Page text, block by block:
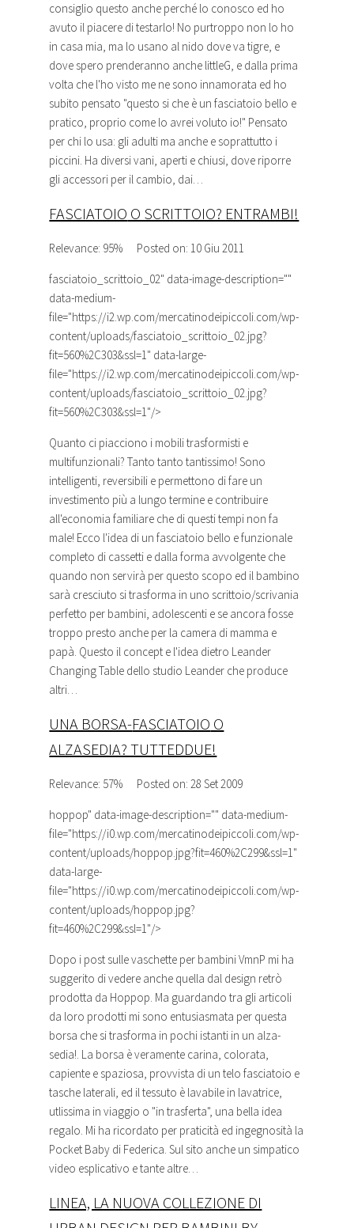
consiglio questo anche perché lo conosco ed ho
avuto il piacere di testarlo! No purtroppo non lo ho
in casa mia, ma lo usano al nido dove va tigre, e
dove spero prenderanno anche littleG, e dalla prima
volta che l'ho visto me ne sono innamorata ed ho
subito pensato "questo si che è unfasciatoio bello e
pratico, proprio come lo avrei voluto io!" Pensato
per chi lo usa: gli adulti ma anche e soprattutto i
piccini. Ha diversi vani, aperti e chiusi, dove riporre
gli accessori per il cambio, dai…
FASCIATOIO O SCRITTOIO? ENTRAMBI!
Relevance: 95% Posted on: 10 Giu 2011
fasciatoio_scrittoio_02" data-image-description=""
data-medium-
file="https://i2.wp.com/mercatinodeipiccoli.com/wp-
content/uploads/fasciatoio_scrittoio_02.jpg?
fit=560%2C303&ssl=1" data-large-
file="https://i2.wp.com/mercatinodeipiccoli.com/wp-
content/uploads/fasciatoio_scrittoio_02.jpg?
fit=560%2C303&ssl=1"/>
Quanto ci piacciono i mobili trasformisti e
multifunzionali? Tanto tanto tantissimo! Sono
intelligenti, reversibili e permettono di fare un
investimento più a lungo termine e contribuire
all'economia familiare che di questi tempi non fa
male! Ecco l'idea di unfasciatoio bello e funzionale
completo di cassetti e dalla forma avvolgente che
quando non servirà per questo scopo ed il bambino
sarà cresciuto si trasforma in uno scrittoio/scrivania
perfetto per bambini, adolescenti e se ancora fosse
troppo presto anche per la camera di mamma e
papà. Questo il concept e l'idea dietro Leander
Changing Table dello studio Leander che produce
altri…
UNA BORSA-FASCIATOIO O
ALZASEDIA? TUTTEDDUE!
Relevance: 57% Posted on: 28 Set 2009
hoppop" data-image-description="" data-medium-
file="https://i0.wp.com/mercatinodeipiccoli.com/wp-
content/uploads/hoppop.jpg?fit=460%2C299&ssl=1"
data-large-
file="https://i0.wp.com/mercatinodeipiccoli.com/wp-
content/uploads/hoppop.jpg?
fit=460%2C299&ssl=1"/>
Dopo i post sulle vaschette per bambini VmnP mi ha
suggerito di vedere anche quella dal design retrò
prodotta da Hoppop. Ma guardando tra gli articoli
da loro prodotti mi sono entusiasmata per questa
borsa che si trasforma in pochi istanti in un alza-
sedia!. La borsa è veramente carina, colorata,
capiente e spaziosa, provvista di un telofasciatoio e
tasche laterali, ed il tessuto è lavabile in lavatrice,
utlissima in viaggio o "in trasferta", una bella idea
regalo. Mi ha ricordato per praticità ed ingegnosità la
Pocket Baby di Federica. Sul sito anche un simpatico
video esplicativo e tante altre…
LINEA, LA NUOVA COLLEZIONE DI